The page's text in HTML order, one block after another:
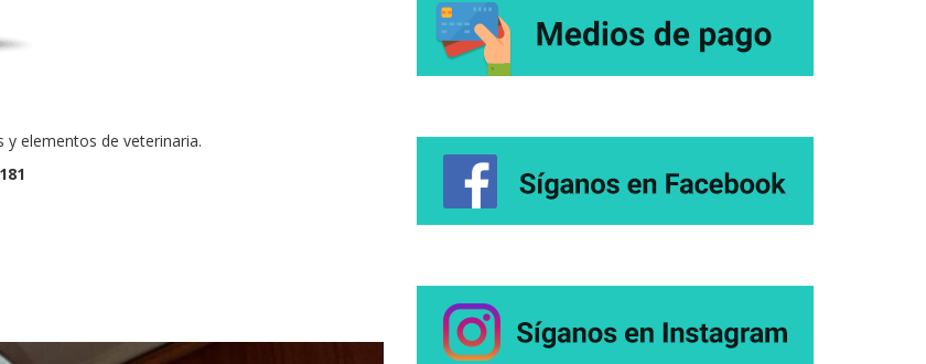
y elementos de veterinaria.